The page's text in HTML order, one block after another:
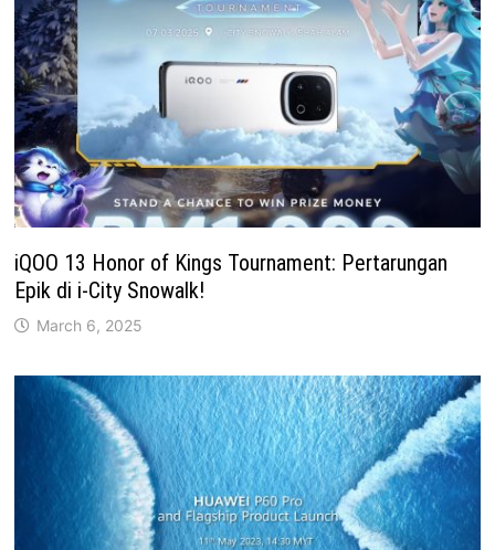
iQOO 13 Honor of Kings Tournament: Pertarungan
Epik di i-City Snowalk!
March 6, 2025